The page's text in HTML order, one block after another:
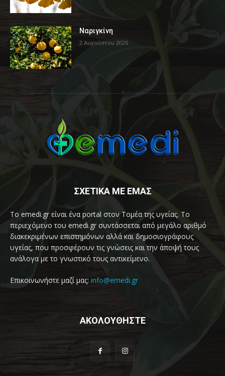
Ναριγκίνη
2 Αυγούστου 2026
ΣΧΕΤΙΚΑ ΜΕ ΕΜΑΣ
Το emedi.gr είναι ένα portal στον Τομέα της υγείας. Το
περιεχόμενο του emedi.gr συντάσσεται από μεγάλο αριθμό
διακεκριμένων επιστημόνων αλλά και δημοσιογράφους
υγείας, που προσφέρουν τις γνώσεις και την άποψή τους
ανάλογα με το γνωστικό τους αντικείμενο.
Επικοινωνήστε μαζί μας: info@emedi.gr
ΑΚΟΛΟΥΘΗΣΤΕ